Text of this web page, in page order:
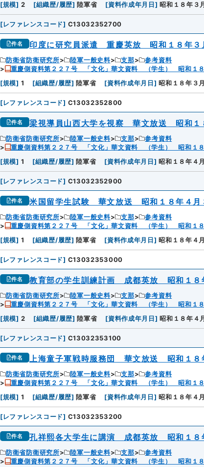
[規模] 2 [組織歴/履歴] 陸軍省 [資料作成年月日] 昭和１８年３
[レファレンスコード] C13032352700
件名 印度に研究員派遣 重慶英放 昭和１８年３
防衛省防衛研究所 陸軍一般史料 支那
参考資料
重慶側資料第２２７号 「文化」華文資料 （学生） 昭和１
[規模] 1 [組織歴/履歴] 陸軍省 [資料作成年月日] 昭和１８年３
[レファレンスコード] C13032352800
件名 梁視導員山西大学を視察 華文放送 昭和１
防衛省防衛研究所 陸軍一般史料 支那
参考資料
重慶側資料第２２７号 「文化」華文資料 （学生） 昭和１
[規模] 1 [組織歴/履歴] 陸軍省 [資料作成年月日] 昭和１８年４
[レファレンスコード] C13032352900
件名 米国留学生試験 華文放送 昭和１８年４月
防衛省防衛研究所 陸軍一般史料 支那
参考資料
重慶側資料第２２７号 「文化」華文資料 （学生） 昭和１
[規模] 1 [組織歴/履歴] 陸軍省 [資料作成年月日] 昭和１８年４
[レファレンスコード] C13032353000
件名 教育部の学生訓練計画 成都英放 昭和１８
防衛省防衛研究所 陸軍一般史料 支那
参考資料
重慶側資料第２２７号 「文化」華文資料 （学生） 昭和１
[規模] 2 [組織歴/履歴] 陸軍省 [資料作成年月日] 昭和１８年４
[レファレンスコード] C13032353100
件名 上海童子軍戦時服務団 華文放送 昭和１８
防衛省防衛研究所 陸軍一般史料 支那
参考資料
重慶側資料第２２７号 「文化」華文資料 （学生） 昭和１
[規模] 1 [組織歴/履歴] 陸軍省 [資料作成年月日] 昭和１８年４
[レファレンスコード] C13032353200
件名 孔祥熙各大学生に講演 成都英放 昭和１８
防衛省防衛研究所 陸軍一般史料 支那
参考資料
重慶側資料第２２７号 「文化」華文資料 （学生） 昭和１